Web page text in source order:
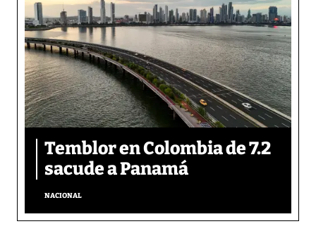
Temblor en Colombia de 7.2
sacude a Panamá
NACIONAL